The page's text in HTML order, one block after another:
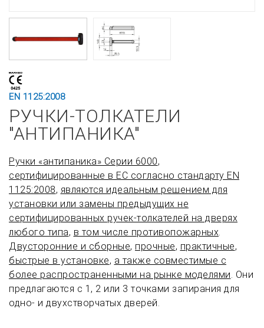
EN 1125:2008
РУЧКИ-ТОЛКАТЕЛИ
"АНТИПАНИКА"
Ручки «антипаника» Серии 6000,
сертифицированные в ЕС согласно стандарту EN
1125:2008, являются идеальным решением для
установки или замены предыдущих не
сертифицированных ручек-толкателей на дверях
любого типа, в том числе противопожарных.
Двусторонние и сборные, прочные, практичные,
быстрые в установке, а также совместимые с
более распространенными на рынке моделями. Они
предлагаются с 1, 2 или 3 точками запирания для
одно- и двухстворчатых дверей.